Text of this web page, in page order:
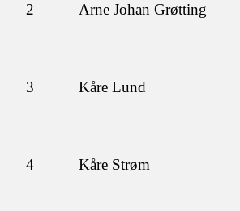
2 Arne Johan Grøtting
3 Kåre Lund
4 Kåre Strøm